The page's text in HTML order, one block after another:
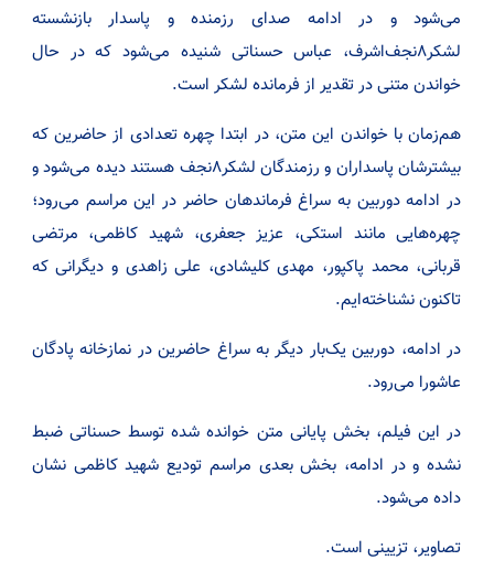
می‌شود و در ادامه صدای رزمنده و پاسدار بازنشسته
لشکر۸نجف‌اشرف، عباس حسناتی شنیده می‌شود که در حال
خواندن متنی در تقدیر از فرمانده لشکر است.
هم‌زمان با خواندن این متن، در ابتدا چهره تعدادی از حاضرین که
بیشترشان پاسداران و رزمندگان لشکر۸نجف هستند دیده می‌شود و
در ادامه دوربین به سراغ فرماندهان حاضر در این مراسم می‌رود؛
چهره‌هایی مانند استکی، عزیز جعفری، شهید کاظمی، مرتضی
قربانی، محمد پاکپور، مهدی کلیشادی، علی زاهدی و دیگرانی که
تاکنون نشناخته‌ایم.
در ادامه، دوربین یک‌بار دیگر به سراغ حاضرین در نمازخانه پادگان
عاشورا می‌رود.
در این فیلم، بخش پایانی متن خوانده شده توسط حسناتی ضبط
نشده و در ادامه، بخش بعدی مراسم تودیع شهید کاظمی نشان
داده می‌شود.
تصاویر، تزیینی است.